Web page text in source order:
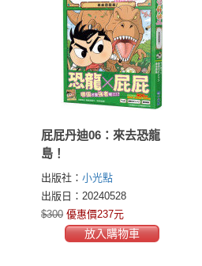
屁屁丹迪06：來去恐龍
島！
出版社： 小光點
出版日：20240528
$300 優惠價237元
放入購物車